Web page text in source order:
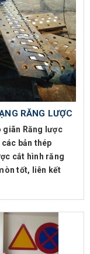
RĂNG LƯỢC
giãn Răng lược
bản thép
cắt hình răng
tốt, liên kết